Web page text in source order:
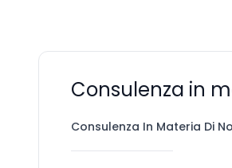
Consulenza in
Consulenza In Materia Di